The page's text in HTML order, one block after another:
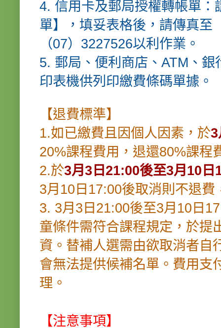
4. 信用卡及郵局授權轉帳單：
單】，填妥表格後，請傳真至
（07）3227526以利作業。
5. 郵局、便利商店、ATM、
印表機供列印繳費條碼單據。
【退費標準】
1.如已繳費且因個人因素，於3
20%課程費用，退還80%課程
2.於3月3日21:00後至3月10日
3月10日17:00後取消則不退
3. 3月3日21:00後至3月10日
童條件需符合課程規定，於提
資。替補人選需由欲取消者自
會無法提供候補名單。費用支
理。
【注意事項】